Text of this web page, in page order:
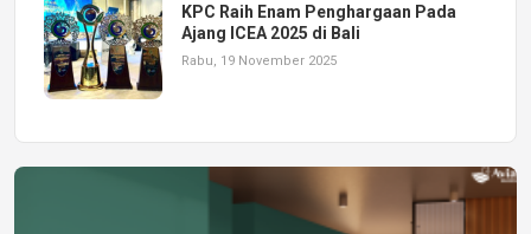
KPC Raih Enam Penghargaan Pada
Ajang ICEA 2025 di Bali
Rabu, 19 November 2025